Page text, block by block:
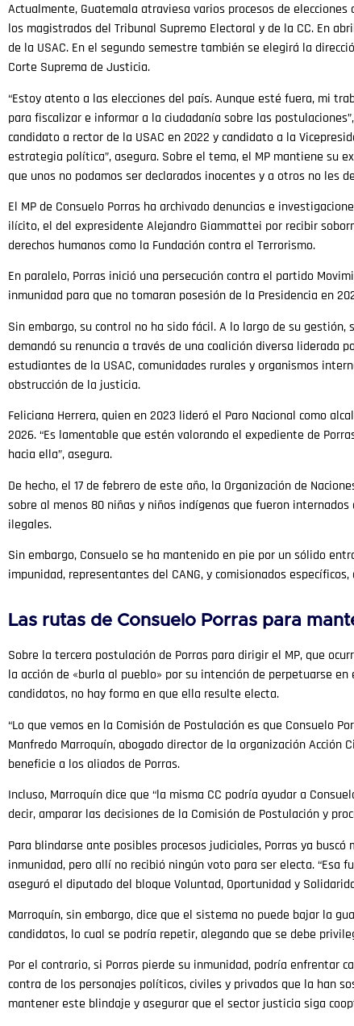
Actualmente, Guatemala atraviesa varios procesos de
los magistrados del Tribunal Supremo Electoral y de la CC. En
de la USAC. En el segundo semestre también se elegirá la
Corte Suprema de Justicia.
“Estoy atento a las elecciones del país. Aunque esté fuera, mi
para fiscalizar e informar a la ciudadanía sobre las
candidato a rector de la USAC en 2022 y candidato a la
estrategia política”, asegura. Sobre el tema, el MP mantiene su
que unos no podamos ser declarados inocentes y a otros no les
El MP de Consuelo Porras ha archivado denuncias e
ilícito, el del expresidente Alejandro Giammattei por recibir
derechos humanos como la Fundación contra el Terrorismo.
En paralelo, Porras inició una persecución contra el partido
inmunidad para que no tomaran posesión de la Presidencia en
Sin embargo, su control no ha sido fácil. A lo largo de su
demandó su renuncia a través de una coalición diversa liderada
estudiantes de la USAC, comunidades rurales y organismos
obstrucción de la justicia.
Feliciana Herrera, quien en 2023 lideró el Paro Nacional como
2026. “Es lamentable que estén valorando el expediente de
hacia ella”, asegura.
De hecho, el 17 de febrero de este año, la Organización de
sobre al menos 80 niñas y niños indígenas que fueron
ilegales.
Sin embargo, Consuelo se ha mantenido en pie por un sólido
impunidad, representantes del CANG, y comisionados
Las rutas de Consuelo Porras para
Sobre la tercera postulación de Porras para dirigir el MP, que
la acción de «burla al pueblo» por su intención de perpetuarse
candidatos, no hay forma en que ella resulte electa.
“Lo que vemos en la Comisión de Postulación es que Consuelo
Manfredo Marroquín, abogado director de la organización
beneficie a los aliados de Porras.
Incluso, Marroquín dice que “la misma CC podría ayudar a
decir, amparar las decisiones de la Comisión de Postulación y
Para blindarse ante posibles procesos judiciales, Porras ya
inmunidad, pero allí no recibió ningún voto para ser electa. “Esa
aseguró el diputado del bloque Voluntad, Oportunidad y
Marroquín, sin embargo, dice que el sistema no puede bajar la
candidatos, lo cual se podría repetir, alegando que se debe
Por el contrario, si Porras pierde su inmunidad, podría enfrentar
contra de los personajes políticos, civiles y privados que la han
mantener este blindaje y asegurar que el sector justicia siga